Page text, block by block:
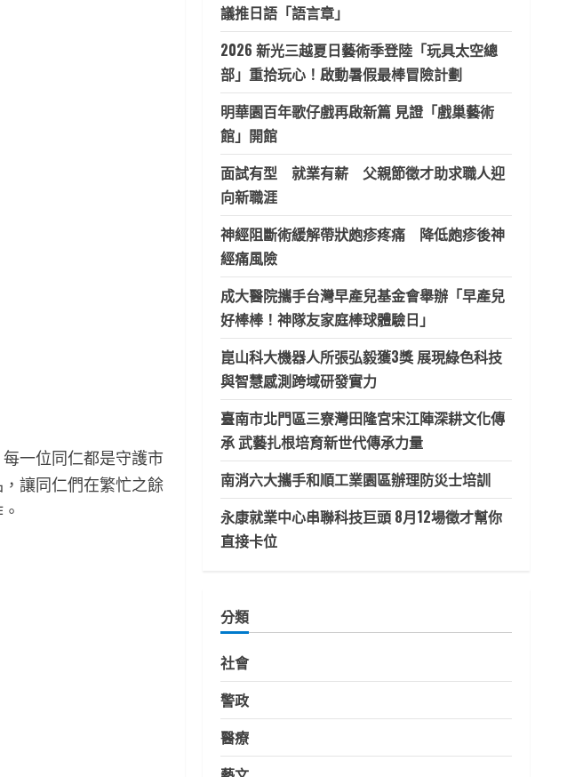
一位同仁都是守護市
讓同仁們在繁忙之餘
議推日語「語言章」
2026 新光三越夏日藝術季登陸「玩具太空總
部」重拾玩心！啟動暑假最棒冒險計劃
明華園百年歌仔戲再啟新篇 見證「戲巢藝術
館」開館
面試有型 就業有薪 父親節徵才助求職人迎
向新職涯
神經阻斷術緩解帶狀皰疹疼痛 降低皰疹後神
經痛風險
成大醫院攜手台灣早產兒基金會舉辦「早產兒
好棒棒！神隊友家庭棒球體驗日」
崑山科大機器人所張弘毅獲3獎 展現綠色科技
與智慧感測跨域研發實力
臺南市北門區三寮灣田隆宮宋江陣深耕文化傳
承 武藝扎根培育新世代傳承力量
南消六大攜手和順工業園區辦理防災士培訓
永康就業中心串聯科技巨頭 8月12場徵才幫你
直接卡位
分類
社會
警政
醫療